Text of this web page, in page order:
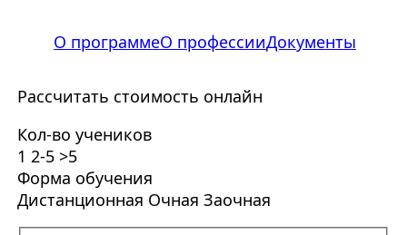
О программеО профессииДокументы
Рассчитать стоимость онлайн
Кол-во учеников
1 2-5 >5
Форма обучения
Дистанционная Очная Заочная